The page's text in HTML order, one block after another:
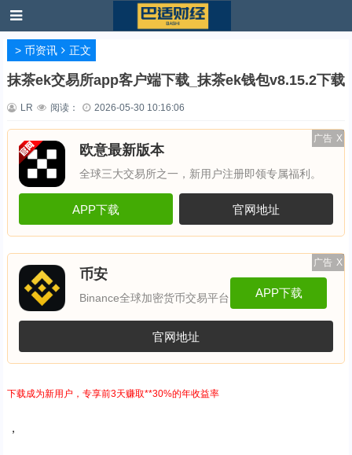
> 币资讯 正文
抹茶ek交易所app客户端下载_抹茶ek钱包v8.15.2下载
LR 阅读： 2026-05-30 10:16:06
广告 X
欧意最新版本
全球三大交易所之一，新用户注册即领专属福利。
APP下载 官网地址
广告 X
币安
Binance全球加密货币交易平台 APP下载
官网地址
下载成为新用户，专享前3天赚取**30%的年收益率
，